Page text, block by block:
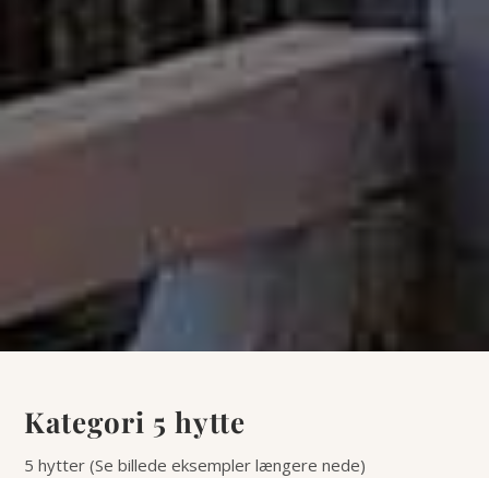
Kategori 5 hytte
5 hytter (Se billede eksempler længere nede)